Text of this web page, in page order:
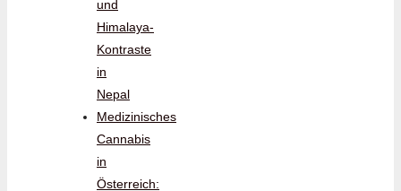
und
Himalaya-
Kontraste
in
Nepal
Medizinisches
Cannabis
in
Österreich: